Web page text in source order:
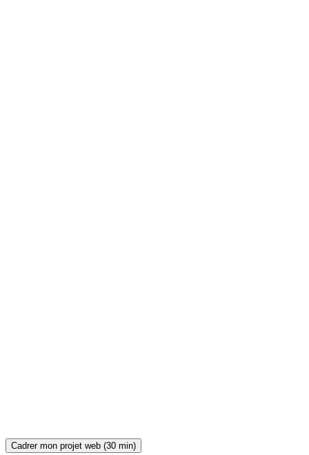
Cadrer mon projet web (30 min)